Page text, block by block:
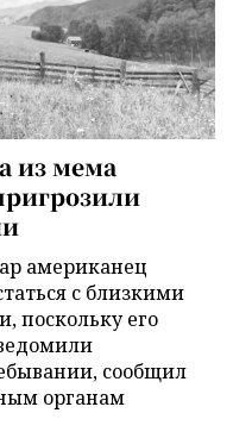
из мема
американец
с близкими
поскольку его
сообщил
органам